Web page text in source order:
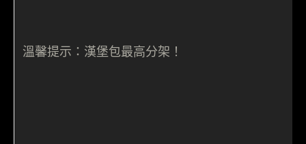
溫馨提示：漢堡包最高分架！